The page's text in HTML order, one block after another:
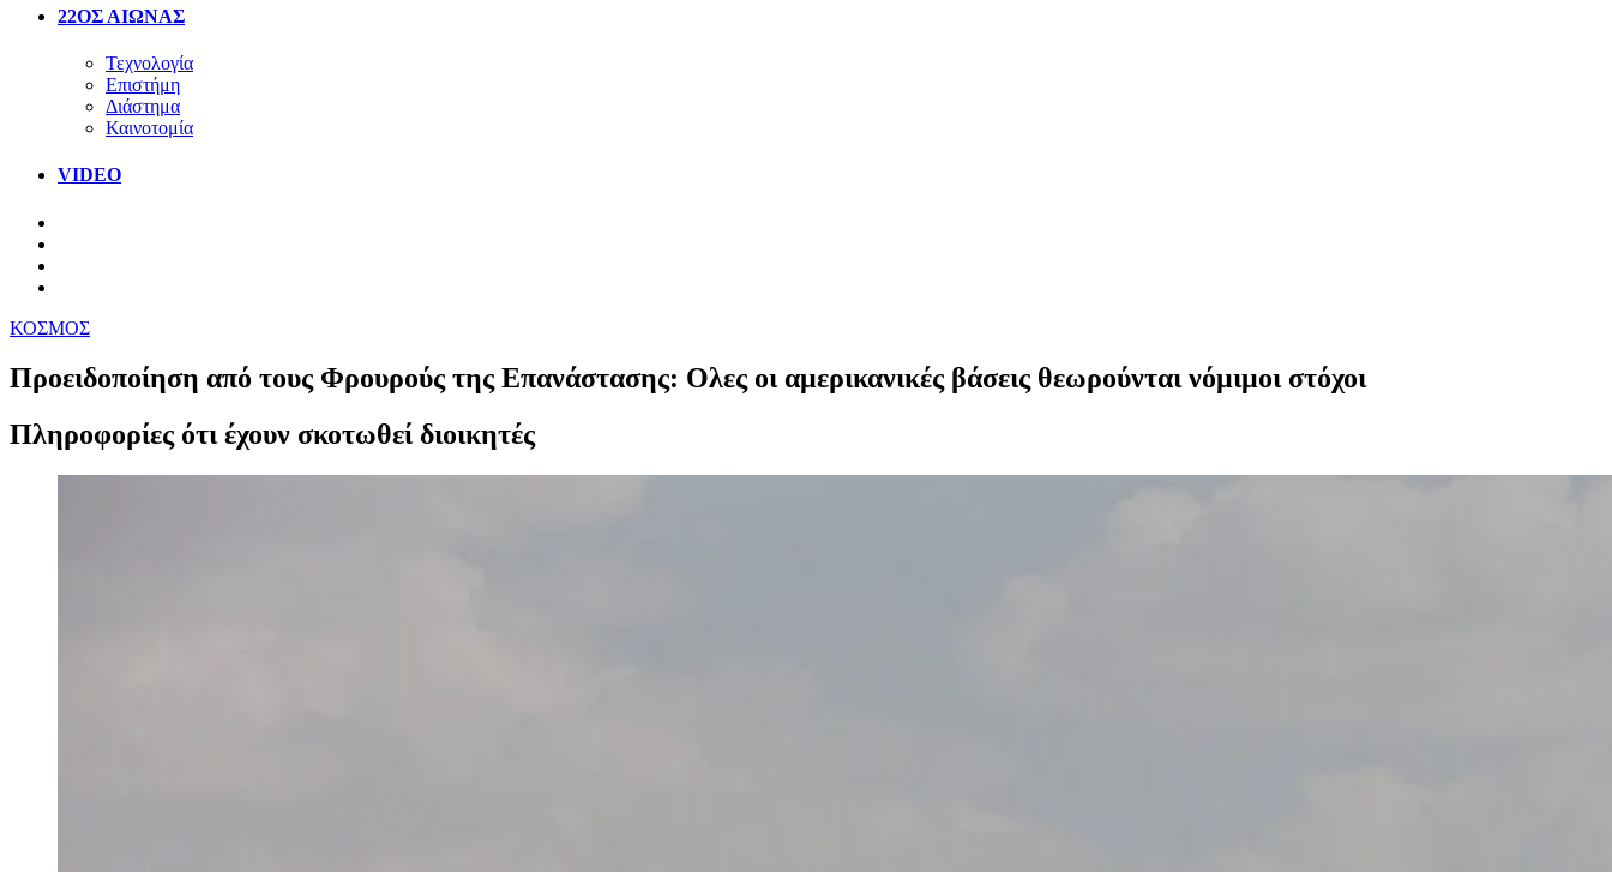
22ΟΣ ΑΙΩΝΑΣ
Τεχνολογία
Επιστήμη
Διάστημα
Καινοτομία
VIDEO
ΚΟΣΜΟΣ
Προειδοποίηση από τους Φρουρούς της Επανάστασης: Ολες οι αμερικανικές βάσεις θεωρούνται νόμιμοι στόχοι
Πληροφορίες ότι έχουν σκοτωθεί διοικητές